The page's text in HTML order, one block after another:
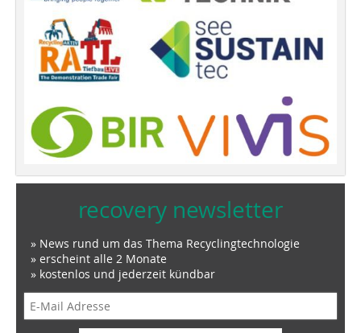
recovery newsletter
» News rund um das Thema Recyclingtechnologie
» erscheint alle 2 Monate
» kostenlos und jederzeit kündbar